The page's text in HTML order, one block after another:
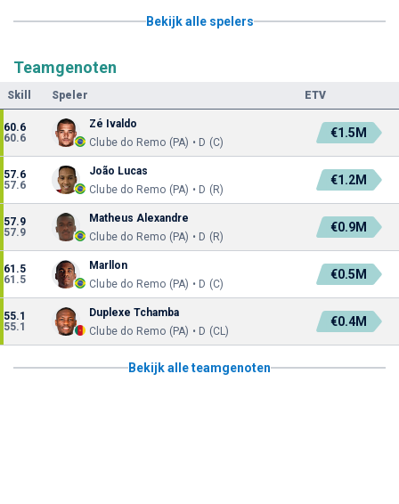
Bekijk alle spelers
Teamgenoten
Skill Speler ETV
60.6
60.6
Zé Ivaldo
Clube do Remo (PA) • D (C)
€1.5M
57.6
57.6
João Lucas
Clube do Remo (PA) • D (R)
€1.2M
57.9
57.9
Matheus Alexandre
Clube do Remo (PA) • D (R)
€0.9M
61.5
61.5
Marllon
Clube do Remo (PA) • D (C)
€0.5M
55.1
55.1
Duplexe Tchamba
Clube do Remo (PA) • D (CL)
€0.4M
Bekijk alle teamgenoten